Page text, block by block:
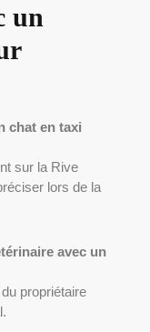
un
chat en taxi
sur la Rive
lors de la
avec un
propriétaire